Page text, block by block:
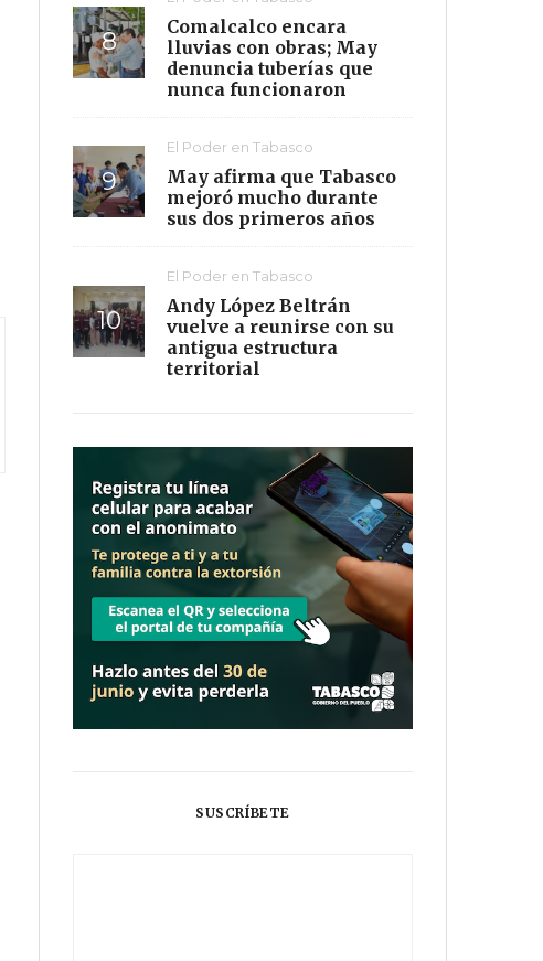
Comalcalco encara
lluvias con obras; May
denuncia tuberías que
nunca funcionaron
El Poder en Tabasco
May afirma que Tabasco
mejoró mucho durante
sus dos primeros años
El Poder en Tabasco
Andy López Beltrán
vuelve a reunirse con su
antigua estructura
territorial
SUSCRÍBETE